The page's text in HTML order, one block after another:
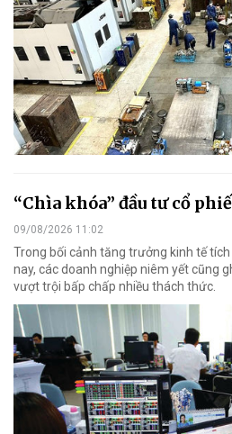
“Chìa khóa” đầu tư cổ
09/08/2026 11:02
Trong bối cảnh tăng trưởng kinh tế
nay, các doanh nghiệp niêm yết cũng
vượt trội bấp chấp nhiều thách thức.